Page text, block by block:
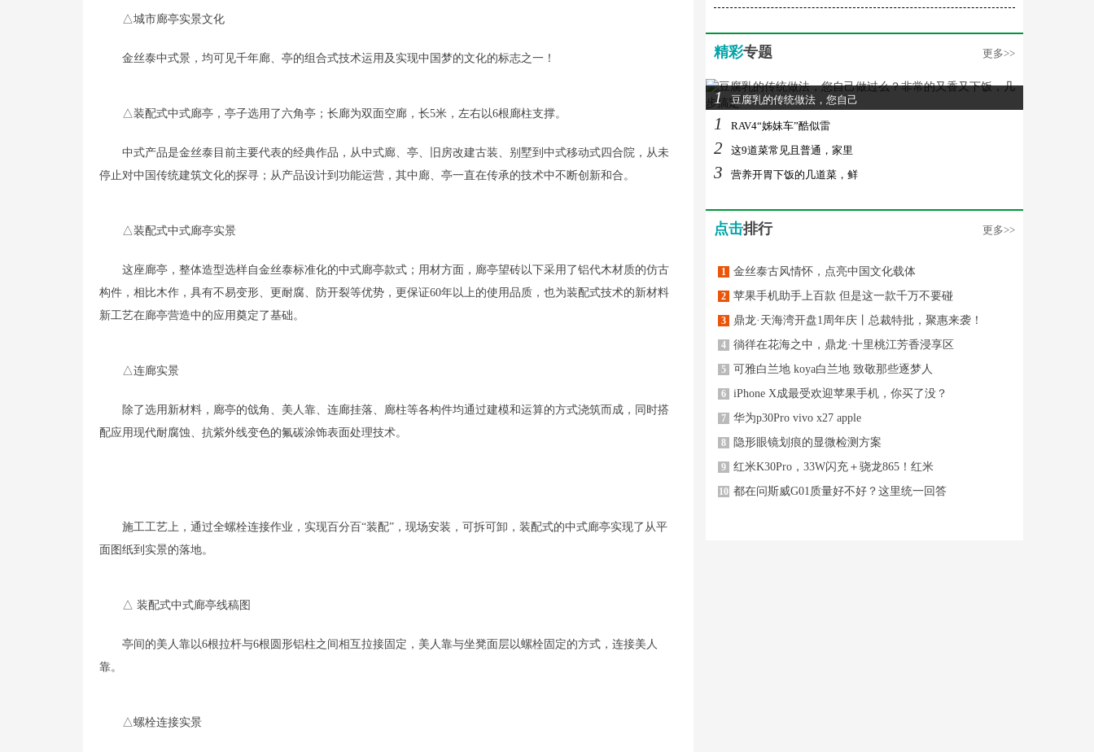
△城市廊亭实景文化
金丝泰中式景，均可见千年廊、亭的组合式技术运用及实现中国梦的文化的标志之一！
△装配式中式廊亭，亭子选用了六角亭；长廊为双面空廊，长5米，左右以6根廊柱支撑。
中式产品是金丝泰目前主要代表的经典作品，从中式廊、亭、旧房改建古装、别墅到中式移动式四合院，从未
停止对中国传统建筑文化的探寻；从产品设计到功能运营，其中廊、亭一直在传承的技术中不断创新和合。
△装配式中式廊亭实景
这座廊亭，整体造型选样自金丝泰标准化的中式廊亭款式；用材方面，廊亭望砖以下采用了铝代木材质的仿古
构件，相比木作，具有不易变形、更耐腐、防开裂等优势，更保证60年以上的使用品质，也为装配式技术的新材料
新工艺在廊亭营造中的应用奠定了基础。
△连廊实景
除了选用新材料，廊亭的戗角、美人靠、连廊挂落、廊柱等各构件均通过建模和运算的方式浇筑而成，同时搭
配应用现代耐腐蚀、抗紫外线变色的氟碳涂饰表面处理技术。
施工工艺上，通过全螺栓连接作业，实现百分百“装配”，现场安装，可拆可卸，装配式的中式廊亭实现了从平
面图纸到实景的落地。
△ 装配式中式廊亭线稿图
亭间的美人靠以6根拉杆与6根圆形铝柱之间相互拉接固定，美人靠与坐凳面层以螺栓固定的方式，连接美人
靠。
△螺栓连接实景
精彩专题 更多>>
1 豆腐乳的传统做法，您自己
1 RAV4“姊妹车”酷似雷
2 这9道菜常见且普通，家里
3 营养开胃下饭的几道菜，鲜
点击排行 更多>>
1 金丝泰古风情怀，点亮中国文化载体
2 苹果手机助手上百款 但是这一款千万不要碰
3 鼎龙·天海湾开盘1周年庆丨总裁特批，聚惠来袭！
4 徜徉在花海之中，鼎龙·十里桃江芳香浸享区
5 可雅白兰地 koya白兰地 致敬那些逐梦人
6 iPhone X成最受欢迎苹果手机，你买了没？
7 华为p30Pro vivo x27 apple
8 隐形眼镜划痕的显微检测方案
9 红米K30Pro，33W闪充＋骁龙865！红米
10 都在问斯威G01质量好不好？这里统一回答